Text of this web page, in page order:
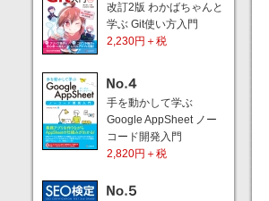
改訂2版 わかばちゃんと
学ぶ Git使い方入門
2,230円＋税
手を動かして学ぶ
Google AppSheet ノー
コード開発入門
2,820円＋税